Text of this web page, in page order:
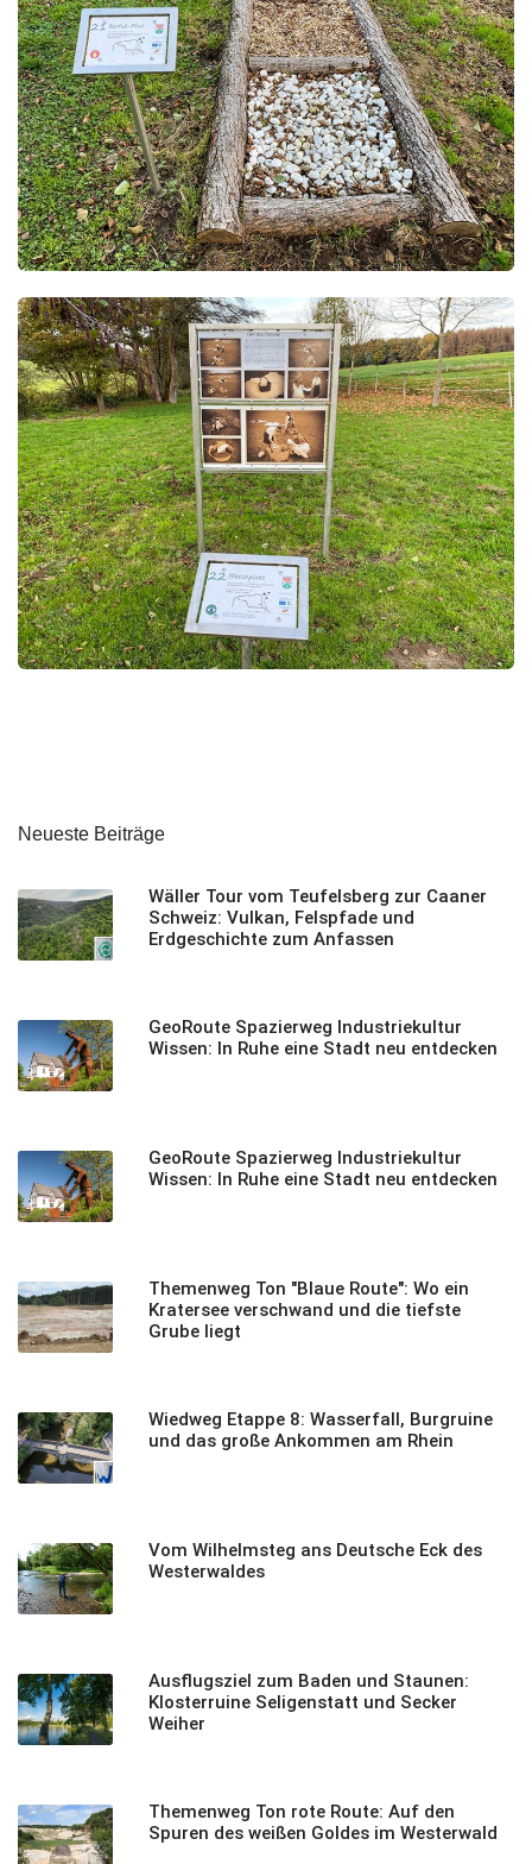
Neueste Beiträge
Wäller Tour vom Teufelsberg zur Caaner
Schweiz: Vulkan, Felspfade und
Erdgeschichte zum Anfassen
GeoRoute Spazierweg Industriekultur
Wissen: In Ruhe eine Stadt neu entdecken
GeoRoute Spazierweg Industriekultur
Wissen: In Ruhe eine Stadt neu entdecken
Themenweg Ton "Blaue Route": Wo ein
Kratersee verschwand und die tiefste
Grube liegt
Wiedweg Etappe 8: Wasserfall, Burgruine
und das große Ankommen am Rhein
Vom Wilhelmsteg ans Deutsche Eck des
Westerwaldes
Ausflugsziel zum Baden und Staunen:
Klosterruine Seligenstatt und Secker
Weiher
Themenweg Ton rote Route: Auf den
Spuren des weißen Goldes im Westerwald